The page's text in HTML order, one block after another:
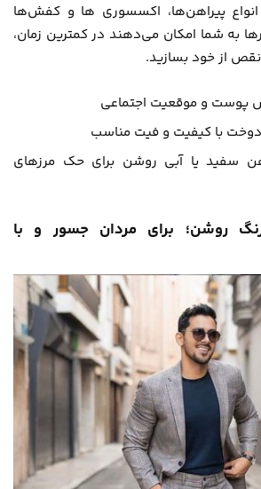
پیراهن‌ها، اکسسوری ها و کفش‌ها
به شما امکان می‌دهند در کمترین زمان،
از خود بسازید.
پوست و موقعیت اجتماعی
با کیفیت و فیت مناسب
سفید یا آبی روشن برای حک مرزهای
روشن؛ برای مردان جسور و با